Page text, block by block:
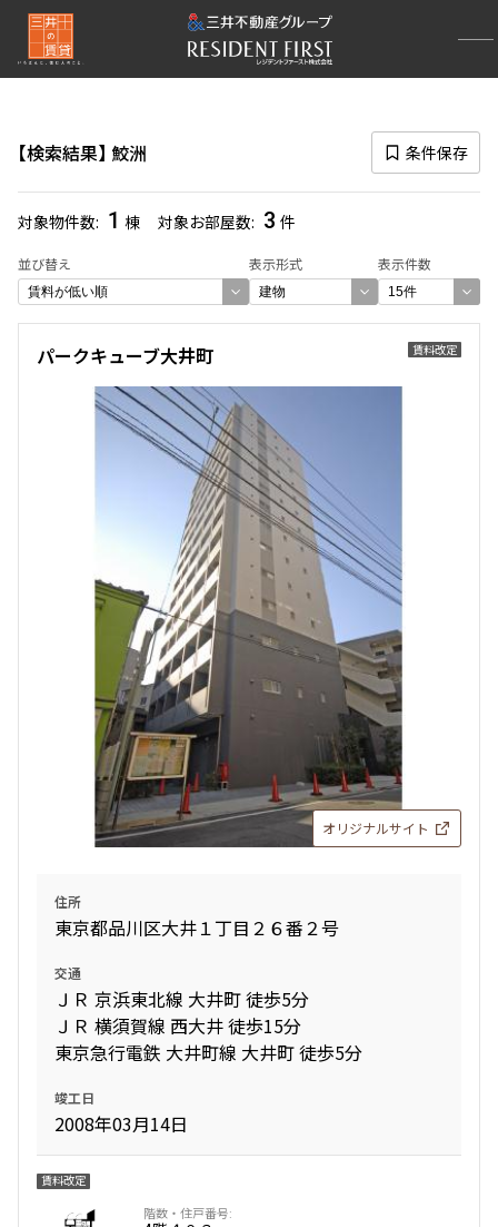
検索結果 鮫洲 条件保存
対象物件数 1 棟 対象お部屋数 3 件
並び替え 表示形式 表示件数
再検索ナビゲーション
選択中の路線
京浜急行線
(183)
選択中の駅
鮫洲
(3)
選び方を変更する
検索対象お部屋数
3件
お部屋を再検索
検索結果の絞り込み
〜
管理費/共益費含む
礼金なし
敷金なし
礼金１ヶ月以下
フリーレント付き
間取り
1R〜1K
2LDK
専有面積
賃料改定
パークキューブ大井町
オリジナルサイト
住所
東京都品川区大井１丁目２６番２号
交通
ＪＲ 京浜東北線 大井町 徒歩5分
ＪＲ 横須賀線 西大井 徒歩15分
東京急行電鉄 大井町線 大井町 徒歩5分
竣工日
2008年03月14日
賃料改定